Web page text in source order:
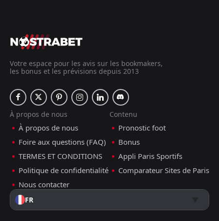
Votre espace pour les avis sur les bookmakers,
les bonus et les prévisions depuis 2013
À propos de nous
À propos de nous
Foire aux questions (FAQ)
TERMES ET CONDITIONS
Politique de confidentialité
Nous contacter
Contenu
Pronostic foot
Bonus
Appli Paris Sportifs
Comparateur Sites de Paris
FR